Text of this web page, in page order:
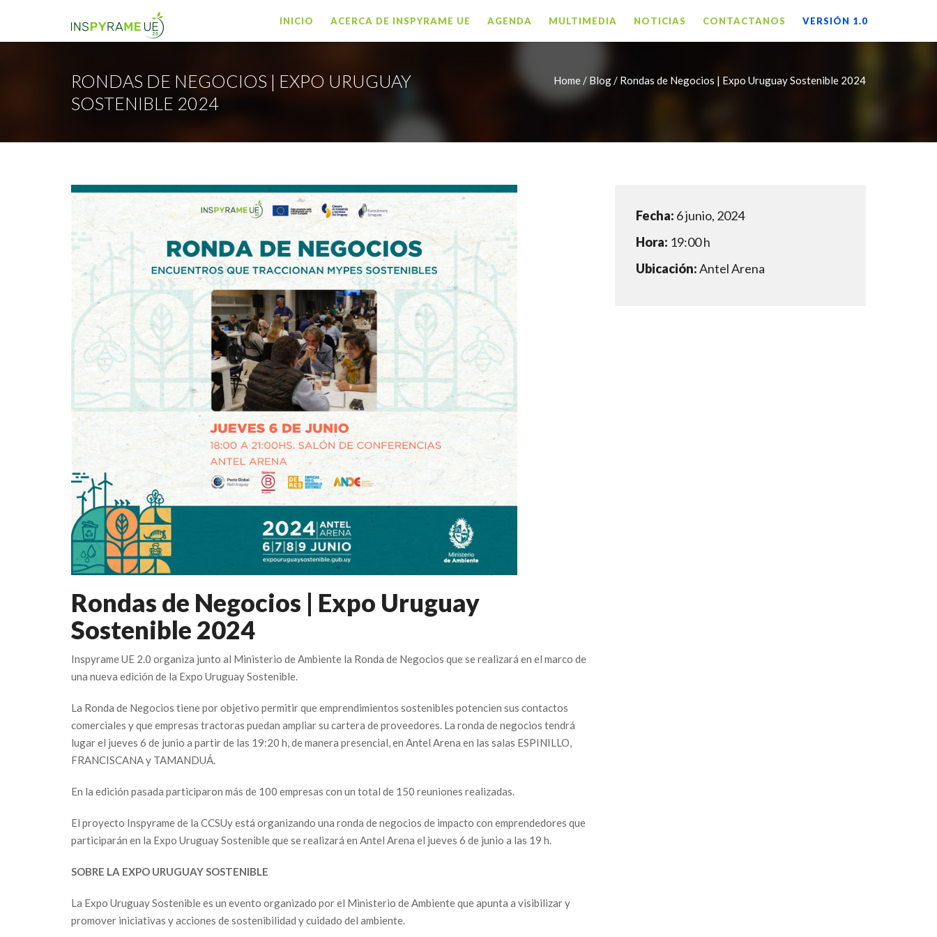
INICIO ACERCA DE INSPYRAME UE AGENDA MULTIMEDIA NOTICIAS CONTACTANOS VERSIÓN 1.0
RONDAS DE NEGOCIOS | EXPO URUGUAY
SOSTENIBLE 2024
Home / Blog / Rondas de Negocios | Expo Uruguay Sostenible 2024
Rondas de Negocios | Expo Uruguay
Sostenible 2024
Inspyrame UE 2.0 organiza junto al Ministerio de Ambiente la Ronda de Negocios que se realizará en el marco de
una nueva edición de la Expo Uruguay Sostenible.
La Ronda de Negocios tiene por objetivo permitir que emprendimientos sostenibles potencien sus contactos
comerciales y que empresas tractoras puedan ampliar su cartera de proveedores. La ronda de negocios tendrá
lugar el jueves 6 de junio a partir de las 19:20 h, de manera presencial, en Antel Arena en las salas ESPINILLO,
FRANCISCANA y TAMANDUÁ.
En la edición pasada participaron más de 100 empresas con un total de 150 reuniones realizadas.
El proyecto Inspyrame de la CCSUy está organizando una ronda de negocios de impacto con emprendedores que
participarán en la Expo Uruguay Sostenible que se realizará en Antel Arena el jueves 6 de junio a las 19 h.
SOBRE LA EXPO URUGUAY SOSTENIBLE
La Expo Uruguay Sostenible es un evento organizado por el Ministerio de Ambiente que apunta a visibilizar y
promover iniciativas y acciones de sostenibilidad y cuidado del ambiente.
Fecha: 6 junio, 2024
Hora: 19:00 h
Ubicación:Antel Arena